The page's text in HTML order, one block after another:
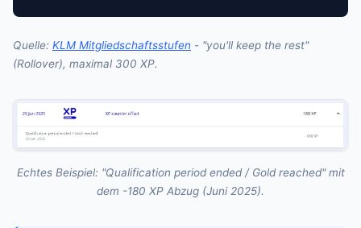
Quelle: KLM Mitgliedschaftsstufen - "you'll keep the rest"
(Rollover), maximal 300 XP.
Echtes Beispiel: "Qualification period ended / Gold reached" mit
dem -180 XP Abzug (Juni 2025).